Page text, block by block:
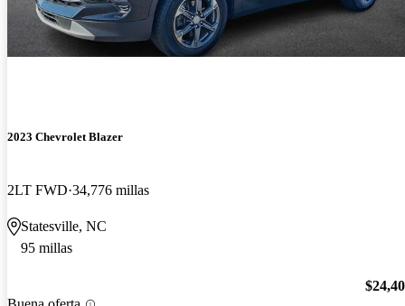
2023 Chevrolet Blazer
2LT FWD 34,776 millas
Statesville, NC
95 millas